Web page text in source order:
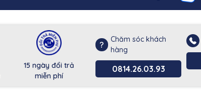
15 ngày đổi trả
miễn phí
Chăm sóc khách
hàng
0814.26.03.93